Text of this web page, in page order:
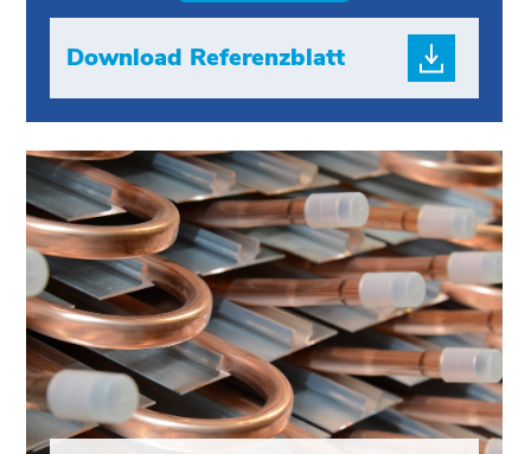
Download Referenzblatt